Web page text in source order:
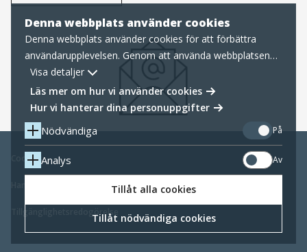
Denna webbplats använder cookies
Denna webbplats använder cookies för att förbättra
användarupplevelsen. Genom att använda webbplatsen
samtycker du till nödvändiga cookies, läs mer nedan om
hur vi hanterar cookies samt personuppgifter.
Visa detaljer
Läs mer om hur vi använder cookies
Hur vi hanterar dina personuppgifter
Nödvändiga På
Analys Av
Tillåt alla cookies
Tillåt nödvändiga cookies
Cookies
Hantering av personuppgifter
Tillgänglighetsredogörelse